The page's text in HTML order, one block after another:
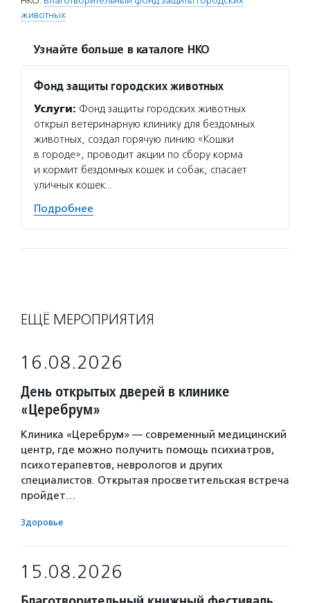
животных
Узнайте больше в каталоге НКО
Фонд защиты городских животных
Услуги: Фонд защиты городских животных
открыл ветеринарную клинику для бездомных
животных, создал горячую линию «Кошки
в городе», проводит акции по сбору корма
и кормит бездомных кошек и собак, спасает
уличных кошек…
Подробнее
ЕЩЁ МЕРОПРИЯТИЯ
16.08.2026
День открытых дверей в клинике
«Церебрум»
Клиника «Церебрум» — современный медицинский
центр, где можно получить помощь психиатров,
психотерапевтов, неврологов и других
специалистов. Открытая просветительская встреча
пройдет…
Здоровье
15.08.2026